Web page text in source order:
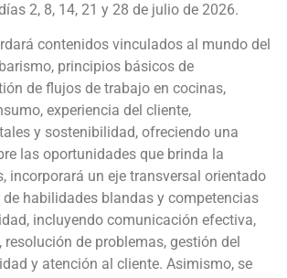
2, 8, 14, 21 y 28 de julio de 2026.
contenidos vinculados al mundo del
principios básicos de
de flujos de trabajo en cocinas,
experiencia del cliente,
y sostenibilidad, ofreciendo una
las oportunidades que brinda la
incorporará un eje transversal orientado
habilidades blandas y competencias
incluyendo comunicación efectiva,
de problemas, gestión del
y atención al cliente. Asimismo, se